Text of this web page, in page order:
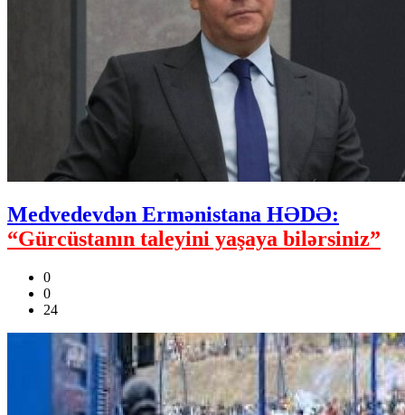
Medvedevdən Ermənistana HƏDƏ:
“Gürcüstanın taleyini yaşaya bilərsiniz”
0
0
24